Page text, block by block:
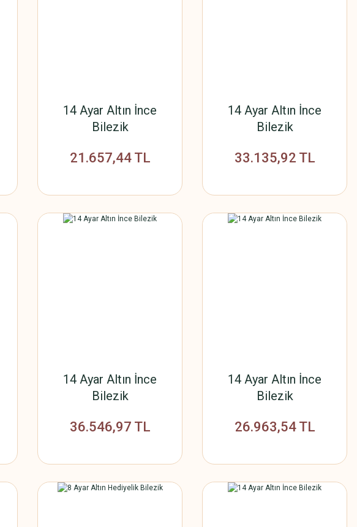
14 Ayar Altın İnce
Bilezik
21.657,44 TL
14 Ayar Altın İnce
Bilezik
33.135,92 TL
14 Ayar Altın İnce
Bilezik
36.546,97 TL
14 Ayar Altın İnce
Bilezik
26.963,54 TL